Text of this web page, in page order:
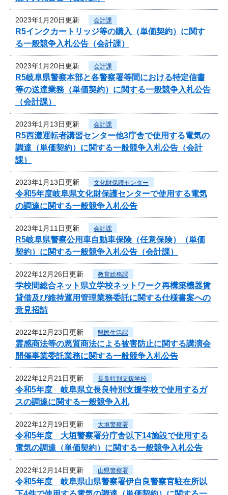
2023年1月20日更新 会計課
R5インクカートリッジ等の購入（単価契約）に関す
る一般競争入札公告（会計課）
2023年1月20日更新 会計課
R5岐阜県警察本部と各警察署等間における特定信書
等の送達業務（単価契約）に関する一般競争入札公告
（会計課）
2023年1月13日更新 会計課
R5西濃運転者講習センター他3庁舎で使用する電気の
調達（単価契約）に関する一般競争入札公告（会計
課）
2023年1月13日更新 文化財保護センター
令和5年度岐阜県文化財保護センターで使用する電気
の調達に関する一般競争入札公告
2023年1月11日更新 会計課
R5岐阜県警察公用車自動車保険（任意保険）（単価
契約）に関する一般競争入札公告（会計課）
2022年12月26日更新 教育総務課
学校間総合ネット県立学校ネットワーク再構築機器賃
貸借及び維持運用管理業務委託に関する仕様書案への
意見招請
2022年12月23日更新 県民生活課
霊感商法等の悪質商法による被害防止に関する講演会
開催事業委託業務に関する一般競争入札公告
2022年12月21日更新 長良特別支援学校
令和5年度 岐阜県立長良特別支援学校で使用するガ
スの調達に関する一般競争入札
2022年12月19日更新 大垣警察署
令和5年度 大垣警察署分庁舎以下14施設で使用する
電気の調達（単価契約）に関する一般競争入札公告
2022年12月14日更新 山県警察署
令和5年度 岐阜県山県警察署伊自良警察官駐在所以